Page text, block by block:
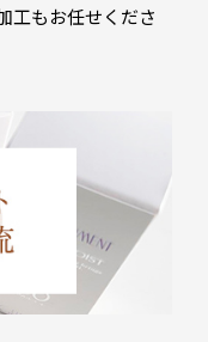
工もお任せくださ